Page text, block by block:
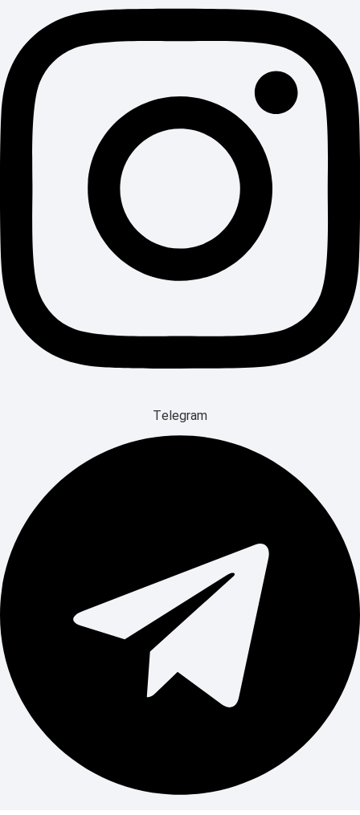
Telegram